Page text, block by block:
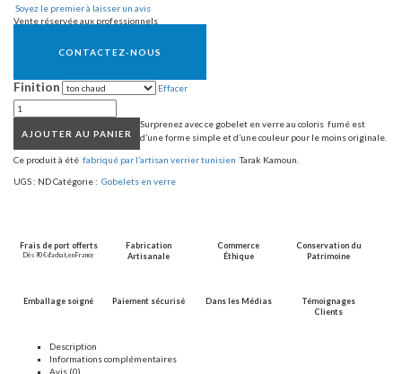
Soyez le premier à laisser un avis
Vente réservée aux professionnels
CONTACTEZ-NOUS
Finition Effacer
AJOUTER AU PANIER
Surprenez avec ce gobelet en verre au coloris fumé est
d’uneforme simple et d’une couleur pour le moins originale.
Ce produit à été fabriqué par l’artisan verrier tunisien Tarak Kamoun.
UGS : NDCatégorie : Gobelets en verre
Frais de port offerts
Dès 90 € d’achat, en France
Fabrication
Artisanale
Commerce
Éthique
Conservation du
Patrimoine
Emballage soigné Paiement sécurisé Dans les Médias
Témoignages
Clients
Description
Informations complémentaires
Avis (0)